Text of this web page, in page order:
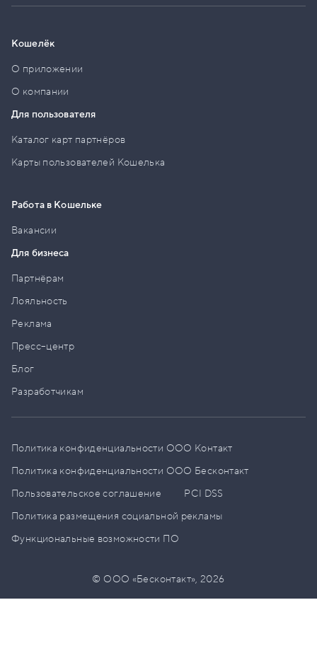
Кошелёк
О приложении
О компании
Для пользователя
Каталог карт партнёров
Карты пользователей Кошелька
Работа в Кошельке
Вакансии
Для бизнеса
Партнёрам
Лояльность
Реклама
Пресс–центр
Блог
Разработчикам
Политика конфиденциальности ООО Контакт
Политика конфиденциальности ООО Бесконтакт
Пользовательское соглашение
PCI DSS
Политика размещения социальной рекламы
Функциональные возможности ПО
© ООО «Бесконтакт»,2026